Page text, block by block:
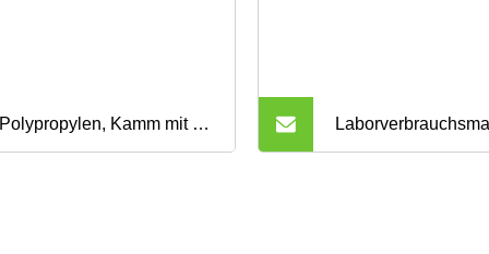
Kamm mit 8